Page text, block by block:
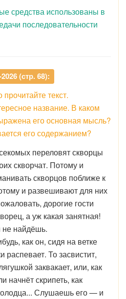
средства использованы в
последовательности
(стр. 68):
текст.
название. В каком
его основная мысль?
его содержанием?
переловят скворцы
скворчат. Потому и
скворцов поближе к
и развешивают для них
дорогие гости
а уж какая занятная!
не найдёшь.
как он, сидя на ветке
распевает. То засвистит,
заквакает, или, как
начнёт скрипеть, как
Слушаешь его — и